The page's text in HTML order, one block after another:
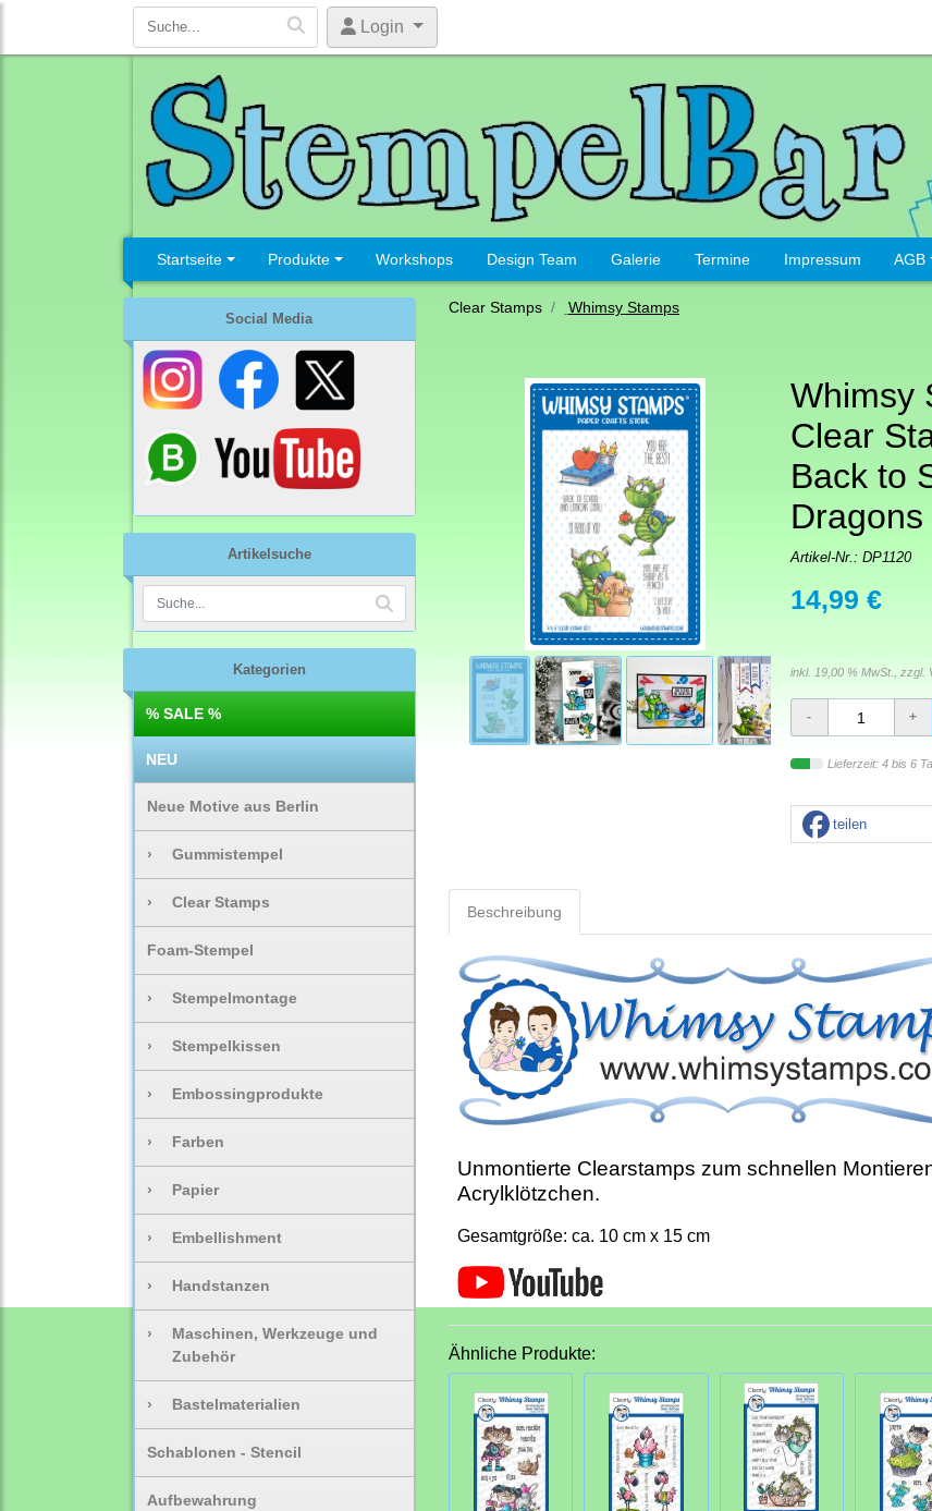
Login
Startseite Produkte Workshops Design Team Galerie Termine Impressum AGB
Social Media
Artikelsuche
Kategorien
% SALE %
NEU
Neue Motive aus Berlin
› Gummistempel
› Clear Stamps
Foam-Stempel
› Stempelmontage
› Stempelkissen
› Embossingprodukte
› Farben
› Papier
› Embellishment
› Handstanzen
›
Maschinen, Werkzeuge und
Zubehör
› Bastelmaterialien
Schablonen - Stencil
Aufbewahrung
Clear Stamps Whimsy Stamps
Whimsy
Clear
Back to
Dragons
Artikel-Nr.: DP1120
14,99 €
inkl. 19,00 % MwSt., zzgl.
Lieferzeit: 4 bis 6
teilen
Beschreibung
Unmontierte Clearstamps zum schnellen
Acrylklötzchen.
Gesamtgröße: ca. 10 cm x 15 cm
Ähnliche Produkte: